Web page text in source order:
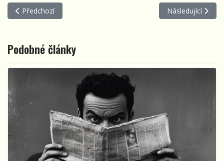
Předchozí článek: Finalisté festivalu Porta 2014 - Rendez-fou
Předchozí Další článek:
Následující
Podobné články